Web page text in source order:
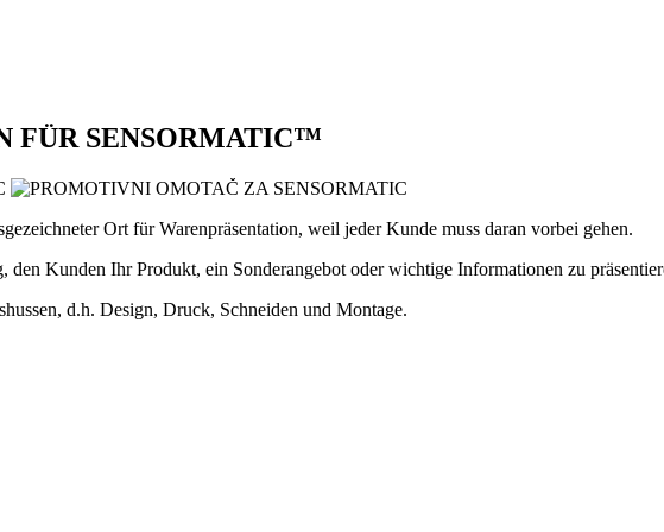
FÜR SENSORMATIC™
Ort für Warenpräsentation, weil jeder Kunde muss daran vorbei gehen.
den Kunden Ihr Produkt, ein Sonderangebot oder wichtige Informationen zu
d.h. Design, Druck, Schneiden und Montage.